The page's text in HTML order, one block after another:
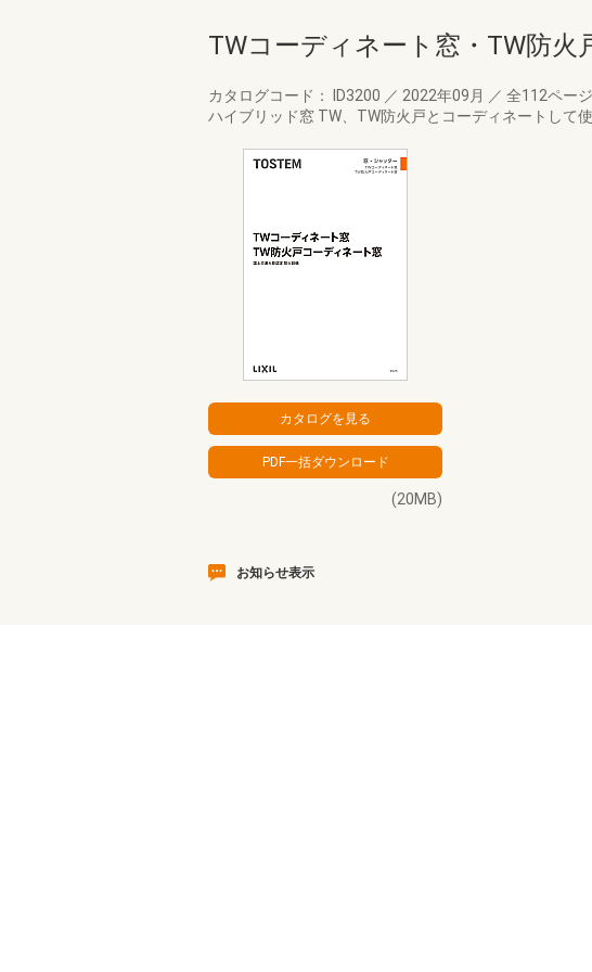
TWコーディネート窓・TW防
カタログコード： ID3200 ／ 2022年09月 ／ 全112ページ
ハイブリッド窓 TW、TW防火戸とコーディネートして
(20MB)
お知らせ表示